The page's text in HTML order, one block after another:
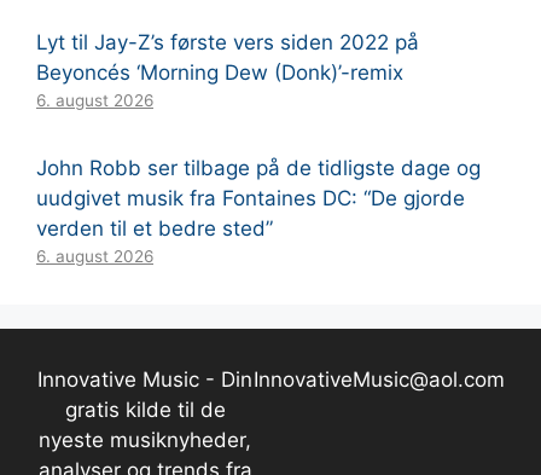
Lyt til Jay-Z’s første vers siden 2022 på
Beyoncés ‘Morning Dew (Donk)’-remix
6. august 2026
John Robb ser tilbage på de tidligste dage og
uudgivet musik fra Fontaines DC: “De gjorde
verden til et bedre sted”
6. august 2026
Innovative Music - Din
gratis kilde til de
nyeste musiknyheder,
analyser og trends fra
InnovativeMusic@aol.com